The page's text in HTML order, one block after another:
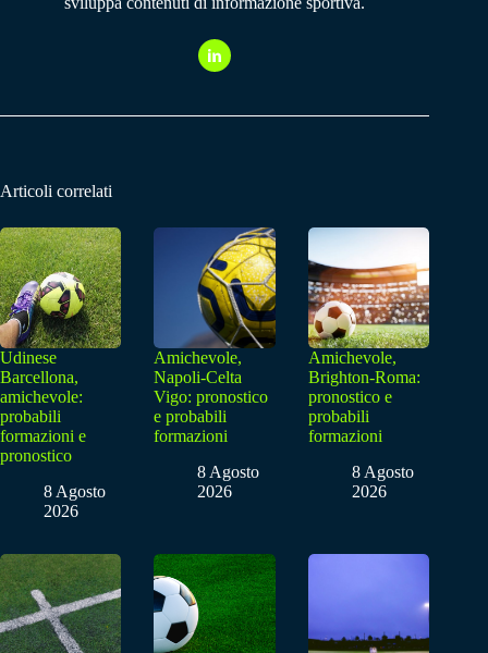
Articoli correlati
Udinese
Barcellona,
amichevole:
probabili
formazioni e
pronostico
8 Agosto
2026
Amichevole,
Napoli-Celta
Vigo: pronostico
e probabili
formazioni
8 Agosto
2026
Amichevole,
Brighton-Roma:
pronostico e
probabili
formazioni
8 Agosto
2026